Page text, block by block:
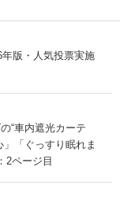
版・人気投票実施
“車内遮光カーテ
「ぐっすり眠れま
2ページ目